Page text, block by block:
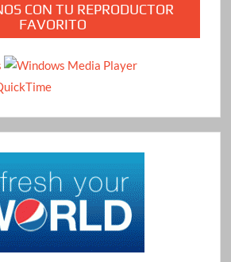
CON TU REPRODUCTOR
FAVORITO